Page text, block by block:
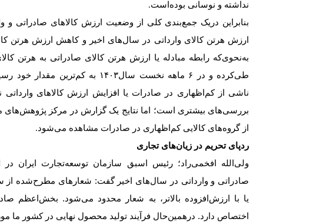
نداشته و نوسانی بوده‌است.
بنابراین دریک جمع‌بندی کلی از وضعیت ارزش کالاهای صادراتی و
ارزش هر‌تن کالای وارداتی در سال‌های اخیر و کاهش ارزش هر‌تن
طی‌کرده و در ۶ ماهه نخست سال‌۱۴۰۳
ناشی از کم‌‌‌‌‌اظهاری در صادرات یا افزایش ارزش کالاهای وارداتی
بررسی‌‌‌‌‌های بیشتری است؛ اما نتایج یک گزارش در مرکز
از گروه‌های کالایی کم‌‌‌‌‌اظهاری در صادرات مشاهده می‌شود.
ردپای تحریم در زیان‌های تجاری
ولی‌‌‌‌‌الله افخمی‌‌‌‌‌راد؛ رئیس اسبق سازمان توسعه‌تجارت ایران در
صادراتی و وارداتی در سال‌های اخیر گفت: شعارهای مطرح‌شده از
یا با ارزش‌‌‌‌‌افزوده بالاتر، به شعار محدود می‌شود. بخش‌اعظم
اختصاص دارد. درهمین‌‌‌‌‌حال فرآیند تولید محصول نهایی در کشور ما